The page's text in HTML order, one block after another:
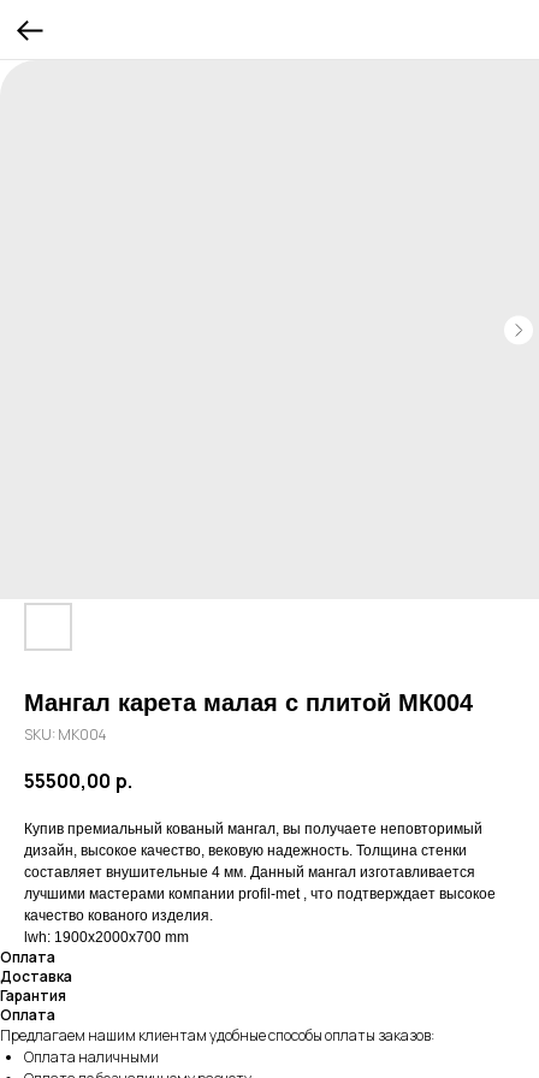
Мангал карета малая с плитой МК004
SKU: МК004
55500,00 р.
Купив премиальный кованый мангал, вы получаете неповторимый
дизайн, высокое качество, вековую надежность. Толщина стенки
составляет внушительные 4 мм. Данный мангал изготавливается
лучшими мастерами компании profil-met , что подтверждает высокое
качество кованого изделия.
lwh: 1900x2000x700 mm
Оплата
Доставка
Гарантия
Оплата
Предлагаем нашим клиентам удобные способы оплаты заказов:
Оплата наличными